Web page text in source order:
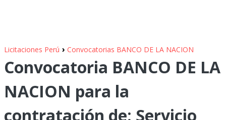
Licitaciones Perú › Convocatorias BANCO DE LA NACION
Convocatoria BANCO DE LA
NACION para la
contratación de: Servicio